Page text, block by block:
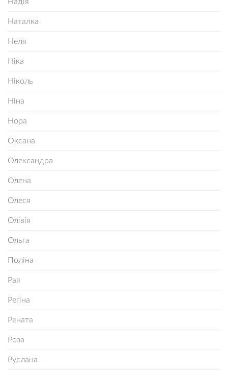
Надія
Наталка
Неля
Ніка
Ніколь
Ніна
Нора
Оксана
Олександра
Олена
Олеся
Олівія
Ольга
Поліна
Рая
Регіна
Рената
Роза
Руслана